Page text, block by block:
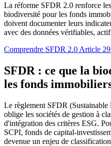
La réforme SFDR 2.0 renforce
biodiversité pour les fonds
doivent documenter leurs
avec des données vérifiables,
Comprendre SFDR 2.0 Article
SFDR : ce que la
les fonds
Le règlement SFDR
oblige les sociétés de gestion à
d'intégration des critères ESG.
SCPI, fonds de capital-
devenue un enjeu de